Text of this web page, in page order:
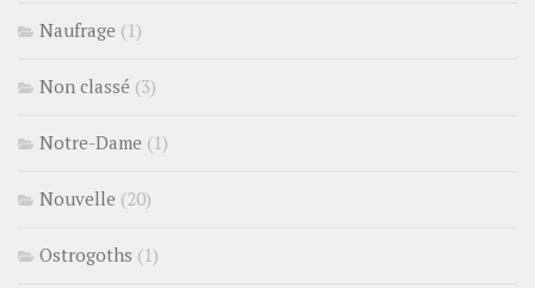
Naufrage (1)
Non classé (3)
Notre-Dame (1)
Nouvelle (20)
Ostrogoths (1)